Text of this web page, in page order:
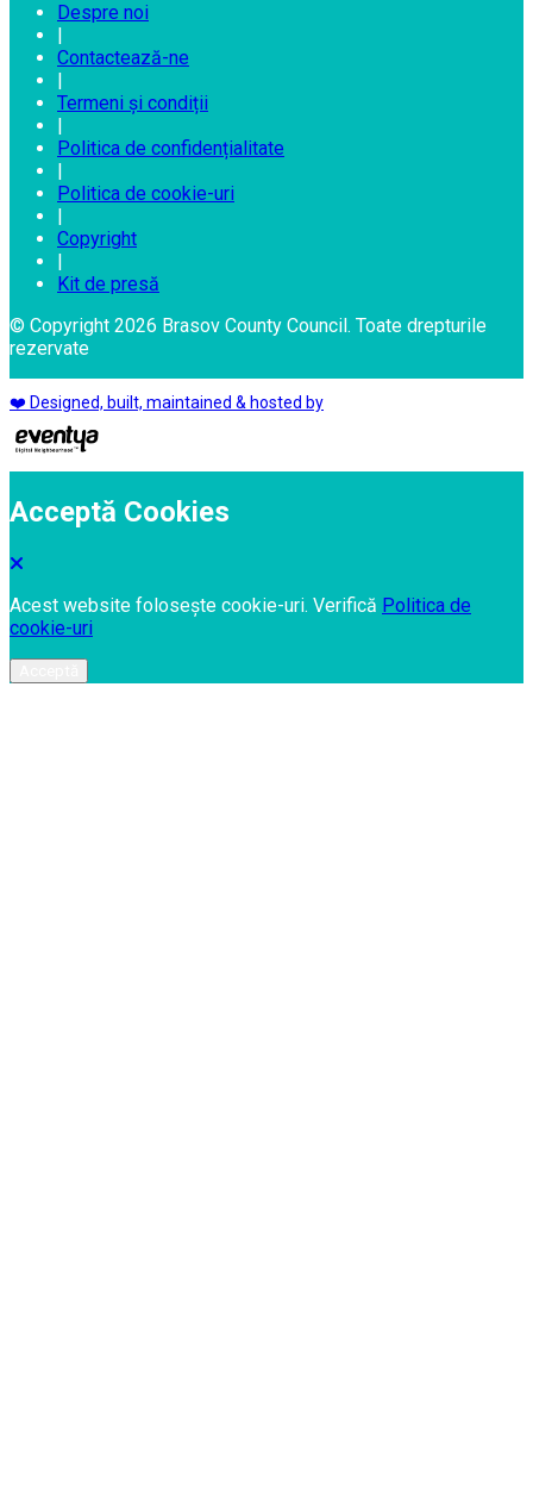
Despre noi
Contactează-ne
Termeni și condiții
Politica de confidențialitate
Politica de cookie-uri
Copyright
Kit de presă
© Copyright 2026 Brasov County Council. Toate drepturile
rezervate
❤️ Designed, built, maintained & hosted by
Acceptă Cookies
Acest website folosește cookie-uri. Verifică Politica de
cookie-uri